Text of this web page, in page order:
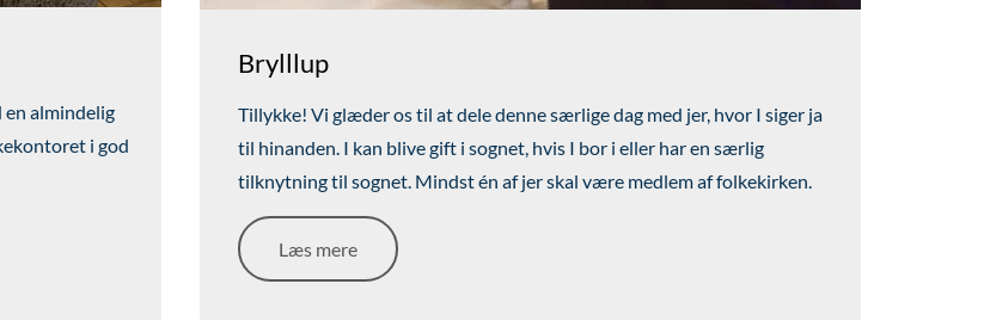
en almindelig
i god
Brylllup
Tillykke! Vi glæder os til at dele denne særlige dag med jer, hvor I siger ja
til hinanden. I kan blive gift i sognet, hvis I bor i eller har en særlig
tilknytning til sognet. Mindst én af jer skal være medlem af folkekirken.
Læs mere